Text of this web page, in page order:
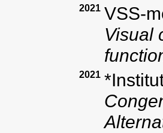
2021 VSS-
Visual
2021